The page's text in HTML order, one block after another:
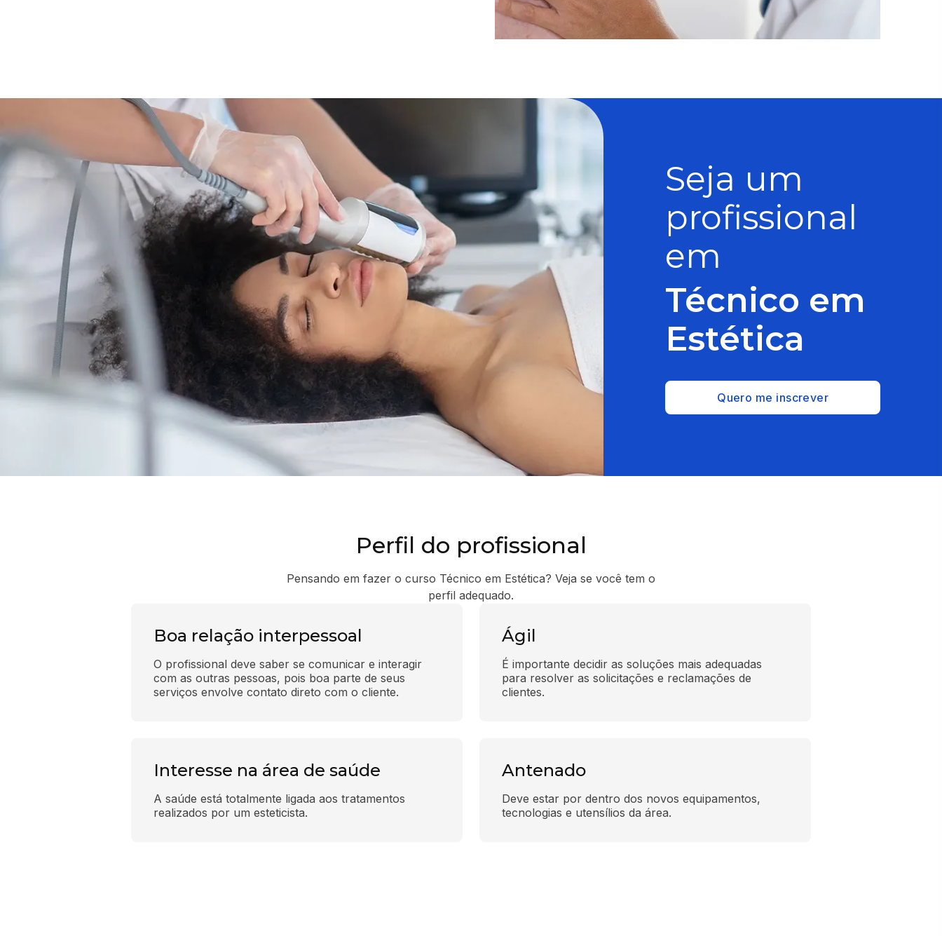
Seja um
profissional
em
Técnico em
Estética
Quero me inscrever
Perfil do profissional
Pensando em fazer o curso Técnico em Estética? Veja se você tem o
perfil adequado.
Boa relação interpessoal
O profissional deve saber se comunicar e interagir
com as outras pessoas, pois boa parte de seus
serviços envolve contato direto com o cliente.
Ágil
É importante decidir as soluções mais adequadas
para resolver as solicitações e reclamações de
clientes.
Interesse na área de saúde
A saúde está totalmente ligada aos tratamentos
realizados por um esteticista.
Antenado
Deve estar por dentro dos novos equipamentos,
tecnologias e utensílios da área.